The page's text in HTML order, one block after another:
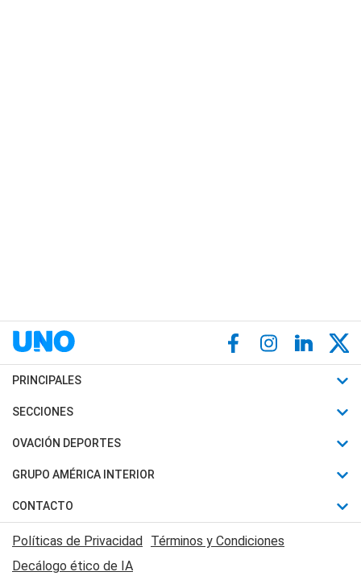
PRINCIPALES
Últimas Noticias
Política
Judiciales
Economia
SECCIONES
Horóscopo
Motores
Trucos caseros
Series y Películas
Edictos y Solicitadas
OVACIÓN DEPORTES
Fútbol
Mundial
Automovilismo
Rugby
GRUPO AMÉRICA INTERIOR
Canal 7 en Vivo
CONTACTO
Acerca de Nosotros
Contactanos
Políticas de Privacidad Términos y Condiciones
Decálogo ético de IA